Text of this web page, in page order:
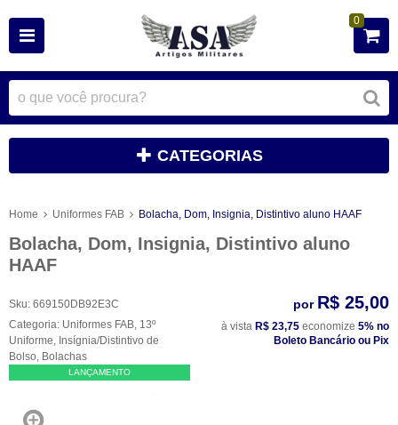
0
CATEGORIAS
Home Uniformes FAB Bolacha, Dom, Insignia, Distintivo aluno HAAF
Bolacha, Dom, Insignia, Distintivo aluno
HAAF
Sku: 669150DB92E3C
Categoria: Uniformes FAB 13º
Uniforme Insígnia/Distintivo de
Bolso Bolachas
LANÇAMENTO
por R$ 25,00
à vista R$ 23,75 economize 5% no
Boleto Bancário ou Pix